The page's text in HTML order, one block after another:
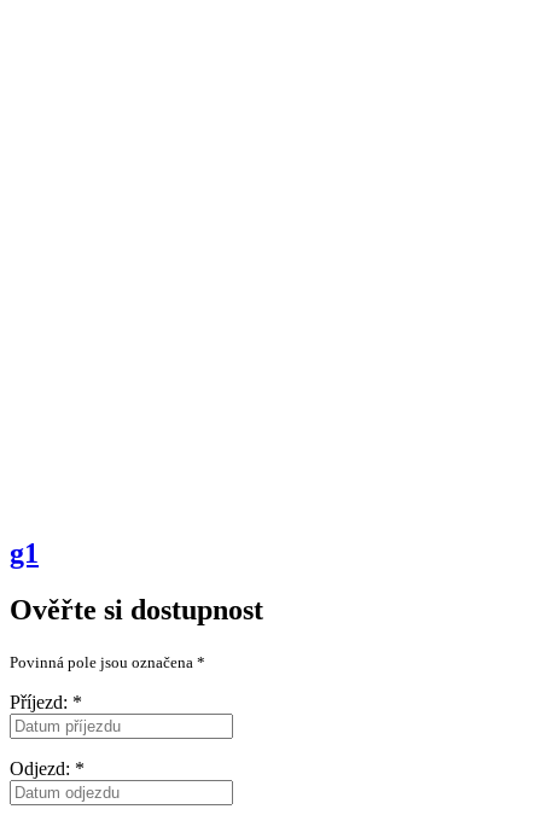
g1
Ověřte si dostupnost
Povinná pole jsou označena *
Příjezd: *
Odjezd: *